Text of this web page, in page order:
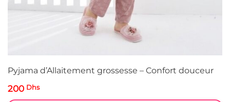
Pyjama d’Allaitement grossesse – Confort douceur
200 Dhs